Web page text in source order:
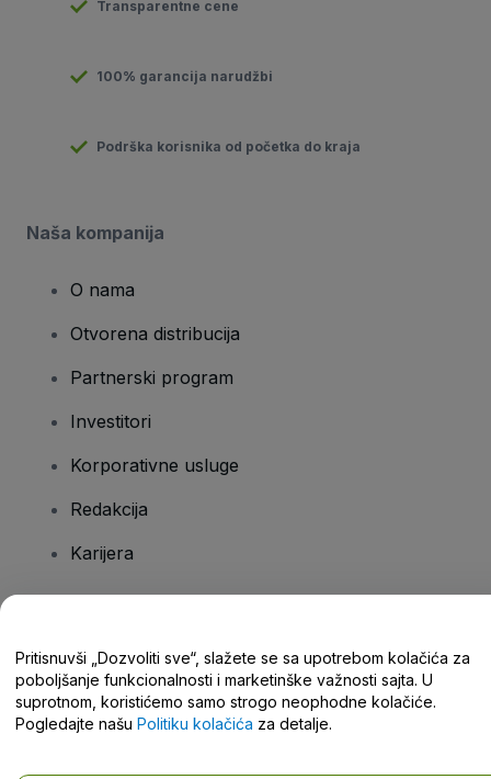
Transparentne cene
100% garancija narudžbi
Podrška korisnika od početka do kraja
Naša kompanija
O nama
Otvorena distribucija
Partnerski program
Investitori
Korporativne usluge
Redakcija
Karijera
Centar za pomoć / Kontaktirajte nas
Pritisnuvši „Dozvoliti sve“, slažete se sa upotrebom kolačića za
poboljšanje funkcionalnosti i marketinške važnosti sajta. U
suprotnom, koristićemo samo strogo neophodne kolačiće.
Pogledajte našu Politiku kolačića za detalje.